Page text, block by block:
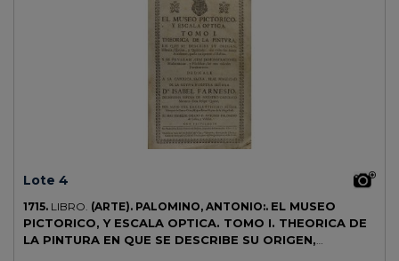
Lote 4
1715. LIBRO. (ARTE). PALOMINO, ANTONIO:. EL MUSEO
PICTORICO, Y ESCALA OPTICA. TOMO I. THEORICA DE
LA PINTURA EN QUE SE DESCRIBE SU ORIGEN,